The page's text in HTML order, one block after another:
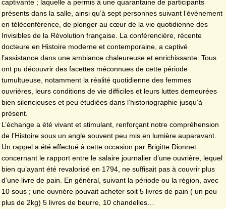
captivante ; laquelle a permis à une quarantaine de participants
présents dans la salle, ainsi qu’à sept personnes suivant l’événement
en téléconférence, de plonger au cœur de la vie quotidienne des
Invisibles de la Révolution française. La conférencière, récente
docteure en Histoire moderne et contemporaine, a captivé
l’assistance dans une ambiance chaleureuse et enrichissante. Tous
ont pu découvrir des facettes méconnues de cette période
tumultueuse, notamment la réalité quotidienne des femmes
ouvrières, leurs conditions de vie difficiles et leurs luttes demeurées
bien silencieuses et peu étudiées dans l’historiographie jusqu’à
présent.
L’échange a été vivant et stimulant, renforçant notre compréhension
de l’Histoire sous un angle souvent peu mis en lumière auparavant.
Un rappel a été effectué à cette occasion par Brigitte Dionnet
concernant le rapport entre le salaire journalier d’une ouvrière, lequel
bien qu’ayant été revalorisé en 1794, ne suffisait pas à couvrir plus
d’une livre de pain. En général, suivant la période ou la région, avec
10 sous ; une ouvrière pouvait acheter soit 5 livres de pain ( un peu
plus de 2kg) 5 livres de beurre, 10 chandelles…